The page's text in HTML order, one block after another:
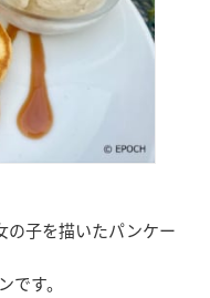
の子を描いたパンケー
です。